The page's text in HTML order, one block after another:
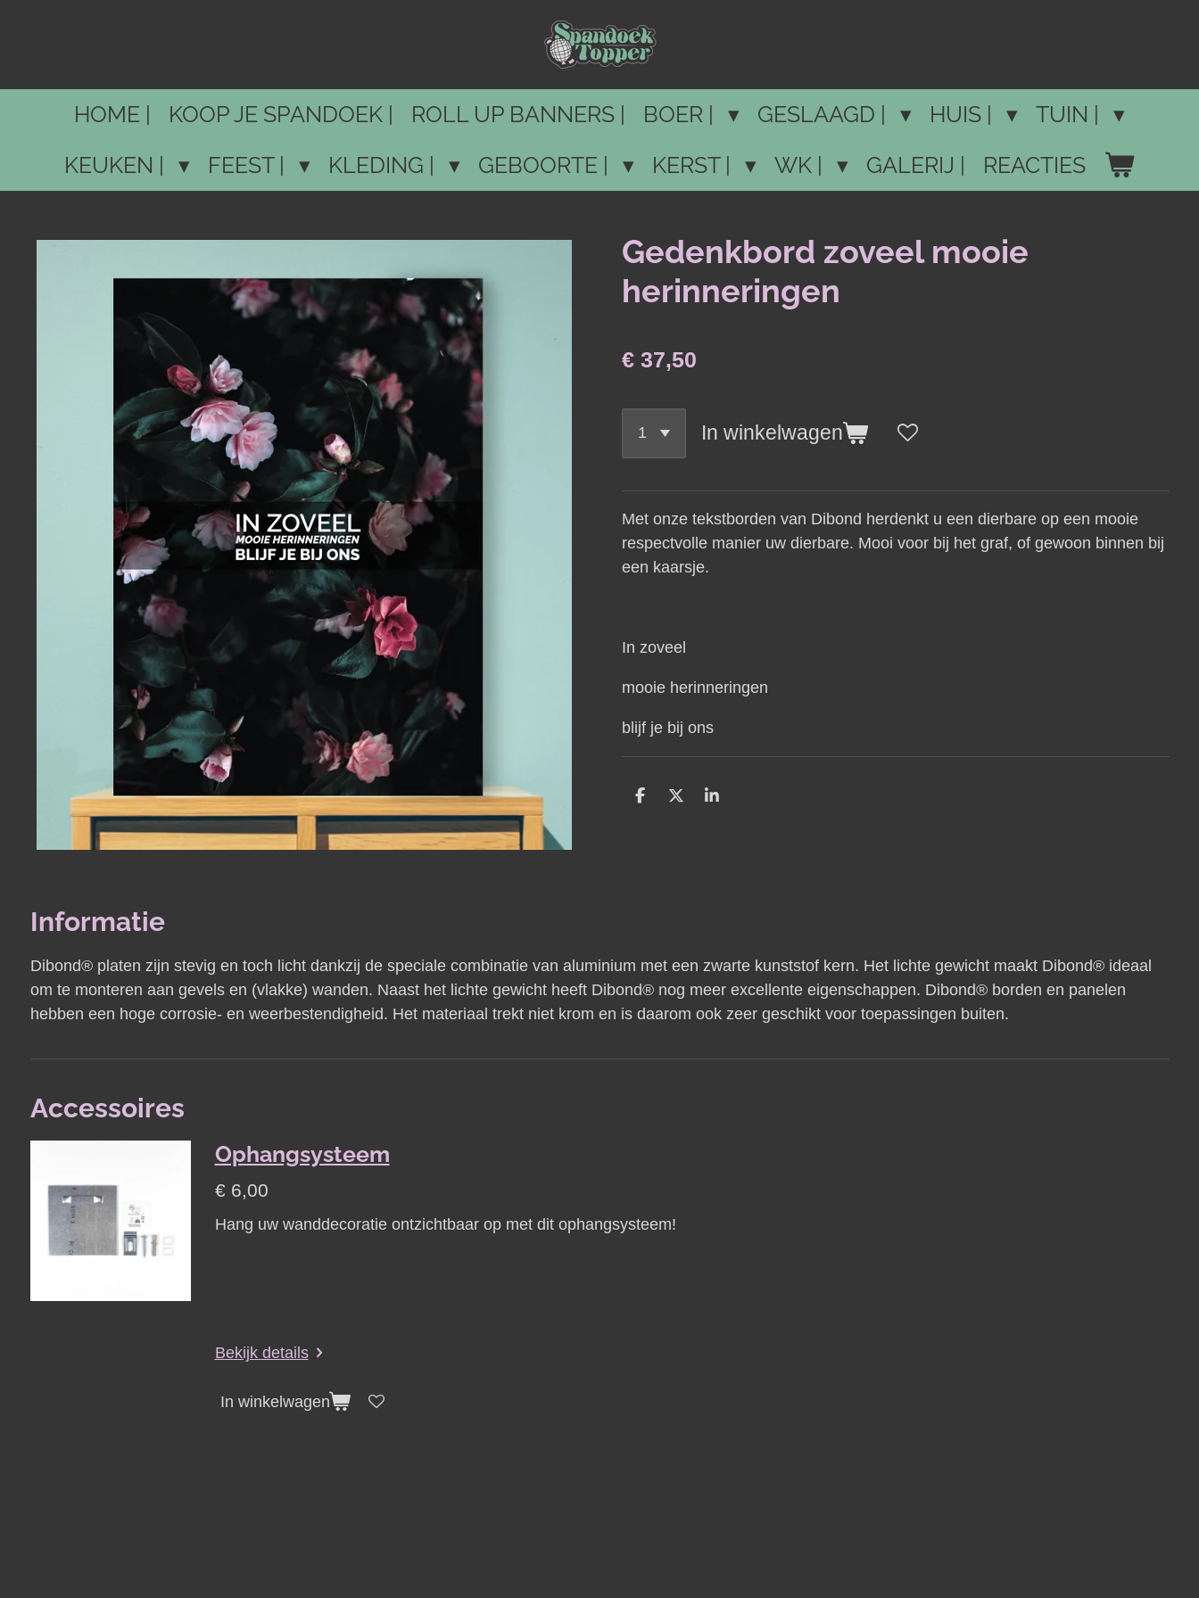
de
hoofdinhoudHOME | KOOP JE SPANDOEK | ROLL UP BANNERS | BOER | GESLAAGD | HUIS |
TUIN |
KEUKEN |
FEEST | KLEDING | GEBOORTE | KERST | WK | GALERIJ | REACTIES
Gedenkbord zoveel mooie
herinneringen
€ 37,50
In winkelwagen
Met onze tekstborden van Dibond herdenkt u een dierbare op een mooie
respectvolle manier uw dierbare. Mooi voor bij het graf, of gewoon binnen bij
een kaarsje.
In zoveel
mooie herinneringen
blijf je bij ons
D
D
S
Informatie
Dibond® platen zijn stevig en toch licht dankzij de speciale combinatie van aluminium met een zwarte kunststof kern. Het lichte gewicht maakt Dibond® ideaal
om te monteren aan gevels en (vlakke) wanden. Naast het lichte gewicht heeft Dibond® nog meer excellente eigenschappen. Dibond® borden en panelen
hebben een hoge corrosie- en weerbestendigheid. Het materiaal trekt niet krom en is daarom ook zeer geschikt voor toepassingen buiten.
Accessoires
Ophangsysteem
€ 6,00
Hang uw wanddecoratie ontzichtbaar op met dit ophangsysteem!
Bekijk details
In winkelwagen